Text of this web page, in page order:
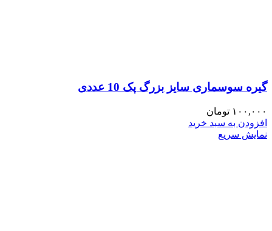
گیره سوسماری سایز بزرگ پک 10 عددی
۱۰۰,۰۰۰ تومان
افزودن به سبد خرید
نمایش سریع